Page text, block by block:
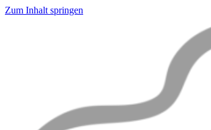
Zum Inhalt springen